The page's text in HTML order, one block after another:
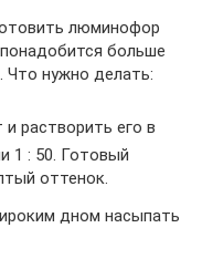
люминофор
больше
Что нужно делать:
растворить его в
1 : 50. Готовый
оттенок.
дном насыпать